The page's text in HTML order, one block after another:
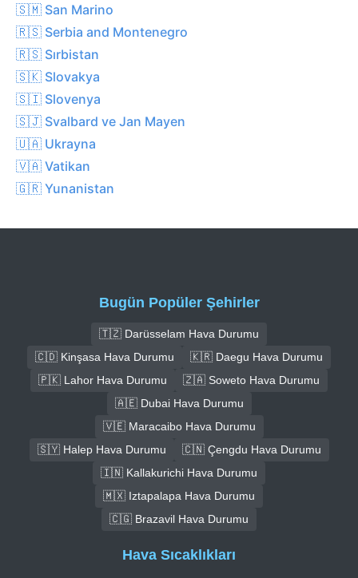
🇸🇲 San Marino
🇷🇸 Serbia and Montenegro
🇷🇸 Sırbistan
🇸🇰 Slovakya
🇸🇮 Slovenya
🇸🇯 Svalbard ve Jan Mayen
🇺🇦 Ukrayna
🇻🇦 Vatikan
🇬🇷 Yunanistan
Bugün Popüler Şehirler
🇹🇿 Darüsselam Hava Durumu
🇨🇩 Kinşasa Hava Durumu
🇰🇷 Daegu Hava Durumu
🇵🇰 Lahor Hava Durumu
🇿🇦 Soweto Hava Durumu
🇦🇪 Dubai Hava Durumu
🇻🇪 Maracaibo Hava Durumu
🇸🇾 Halep Hava Durumu
🇨🇳 Çengdu Hava Durumu
🇮🇳 Kallakurichi Hava Durumu
🇲🇽 Iztapalapa Hava Durumu
🇨🇬 Brazavil Hava Durumu
Hava Sıcaklıkları